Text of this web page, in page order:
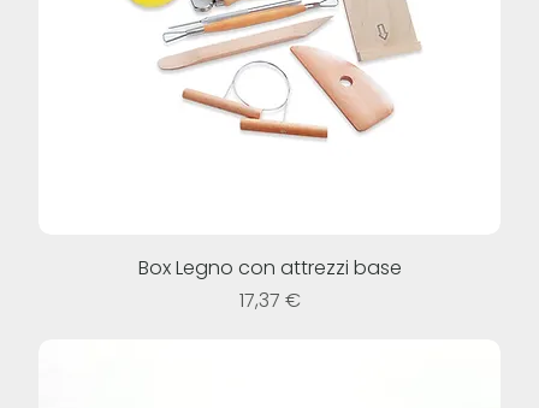
Box Legno con attrezzi base
Prezzo
17,37 €